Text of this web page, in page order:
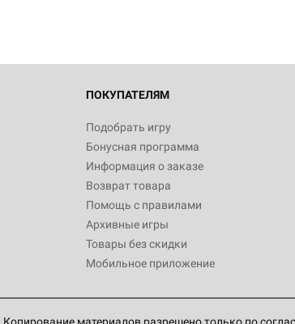
ПОКУПАТЕЛЯМ
Подобрать игру
Бонусная программа
Информация о заказе
Возврат товара
Помощь с правилами
Архивные игры
Товары без скидки
Мобильное приложение